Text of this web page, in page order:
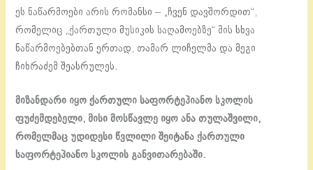
ეს ნაწარმოები არის რომანსი – „ჩვენ დავშორდით“,
რომელიც „ქართული მუსიკის საღამოებზე“ მის სხვა
ნაწარმოებებთან ერთად, თამარ ლიჩელმა და მეგი
ჩიხრაძემ შეასრულეს.
მიზანდარი იყო ქართული საფორტეპიანო სკოლის
ფუძემდებელი, მისი მოსწავლე იყო ანა თულაშვილი,
რომელმაც უდიდესი წვლილი შეიტანა ქართული
საფორტეპიანო სკოლის განვითარებაში.